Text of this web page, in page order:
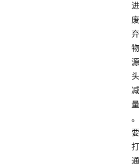
进
废
弃
物
源
头
减
量
。
要
打
通